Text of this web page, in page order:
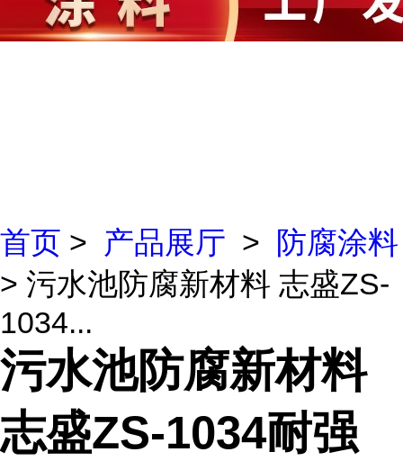
首页 > 产品展厅 >
防腐涂料
> 污水池防腐新材料 志盛ZS-
1034...
污水池防腐新材料
志盛ZS-1034耐强